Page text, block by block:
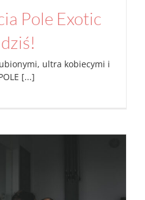
Pole Exotic
ultra kobiecymi i
[...]